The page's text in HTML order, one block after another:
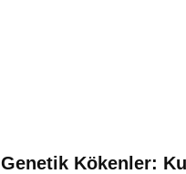
Genetik Kökenler: